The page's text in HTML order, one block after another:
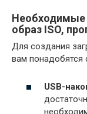
Необходимые
образ ISO,
Для создания
вам
USB-